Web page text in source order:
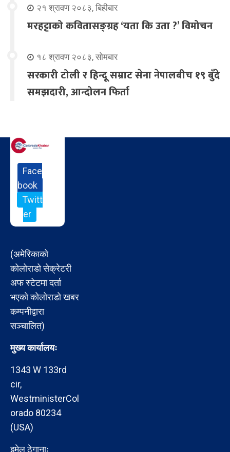
२१ श्रावण २०८३, बिहीबार
मरहट्टाको कवितासङ्ग्रह ‘यता कि उता ?’ विमोचन
१८ श्रावण २०८३, सोमबार
सरकारी टोली र हिन्दू सम्राट सेना नेपालबीच १९ बुँदे
समझदारी, आन्दोलन फिर्ता
Face
book
Twitt
er
(अमेरिकाको
कोलोराडो सेक्रेटरी
अफ स्टेटमा दर्ता
भएको कोलोराडो खबर
कम्पनीद्वारा
सञ्चालित)
मुख्य कार्यालयः
1343 W 133rd
cir,
WestministerCol
orado 80234
(USA)
इमेल ठेगानाः